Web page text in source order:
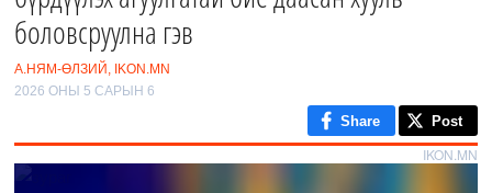
боловсруулна гэв
А.НЯМ-ӨЛЗИЙ, IKON.MN
2026 ОНЫ 5 САРЫН 6
Share Post
IKON.MN